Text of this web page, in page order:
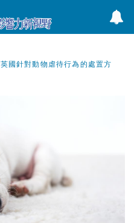
英國針對動物虐待行為的處置方